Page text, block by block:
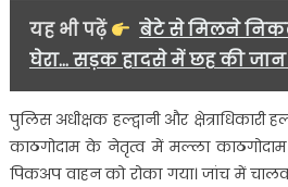
यह भी पढ़ें
बेटे से मिलने
घेरा... सड़क हादसे में छह की
पुलिस अधीक्षक हल्द्वानी और क्षेत्राधिकारी
काठगोदाम के नेतृत्व में मल्ला
पिकअप वाहन को रोका गया। जांच में